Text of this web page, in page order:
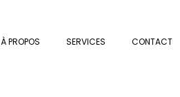
À PROPOS SERVICES CONTACT